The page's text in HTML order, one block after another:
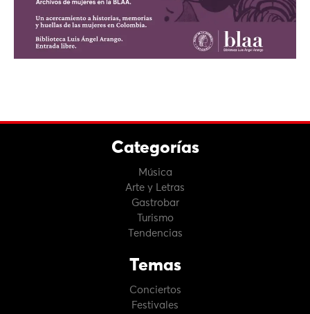
Categorías
Música
Arte y Letras
Gastrobar
Turismo
Tendencias
Temas
Conciertos
Festivales